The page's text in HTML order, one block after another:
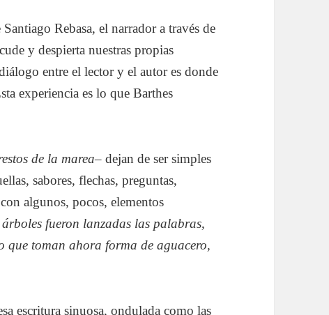
Rebasa, el narrador a través de
y despierta nuestras propias
entre el lector y el autor es donde
experiencia es lo que Barthes
de la marea– dejan de ser simples
sabores, flechas, preguntas,
algunos, pocos, elementos
fueron lanzadas las palabras,
que toman ahora forma de aguacero,
escritura sinuosa, ondulada como las